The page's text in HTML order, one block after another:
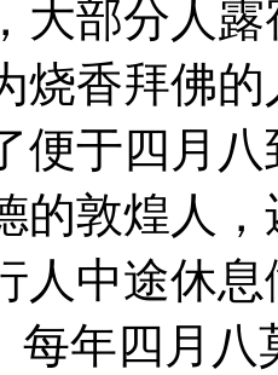
大部分人
烧香拜佛
便于四月
的敦煌人
人中途休
每年四月